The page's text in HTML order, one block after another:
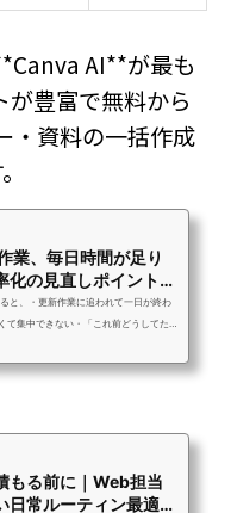
AI**が最も
が豊富で無料から
・資料の一括作成
業、毎日時間が足り
化の見直しポイント4
と、・更新作業に追われて一日が終わ
て集中できない・「これ前どうしてた
やり方を少し見直すだけで、作業時間
る「ページ設計の型」を先に作るペー
容の...
もる前に｜Web担当
日常ルーティン最適化